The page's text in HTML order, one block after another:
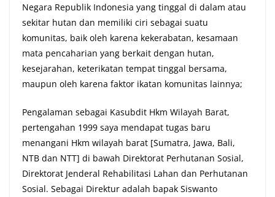
Negara Republik Indonesia yang tinggal di dalam atau
sekitar hutan dan memiliki ciri sebagai suatu
komunitas, baik oleh karena kekerabatan, kesamaan
mata pencaharian yang berkait dengan hutan,
kesejarahan, keterikatan tempat tinggal bersama,
maupun oleh karena faktor ikatan komunitas lainnya;
Pengalaman sebagai Kasubdit Hkm Wilayah Barat,
pertengahan 1999 saya mendapat tugas baru
menangani Hkm wilayah barat [Sumatra, Jawa, Bali,
NTB dan NTT] di bawah Direktorat Perhutanan Sosial,
Direktorat Jenderal Rehabilitasi Lahan dan Perhutanan
Sosial. Sebagai Direktur adalah bapak Siswanto